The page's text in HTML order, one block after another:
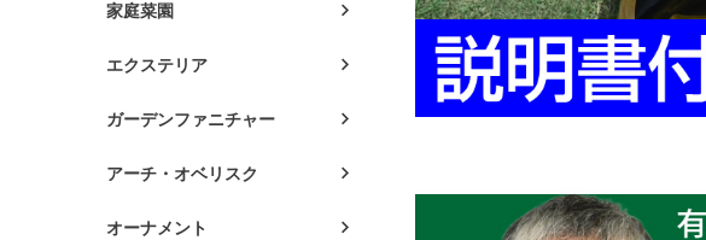
家庭菜園
エクステリア
ガーデンファニチャー
アーチ・オベリスク
オーナメント